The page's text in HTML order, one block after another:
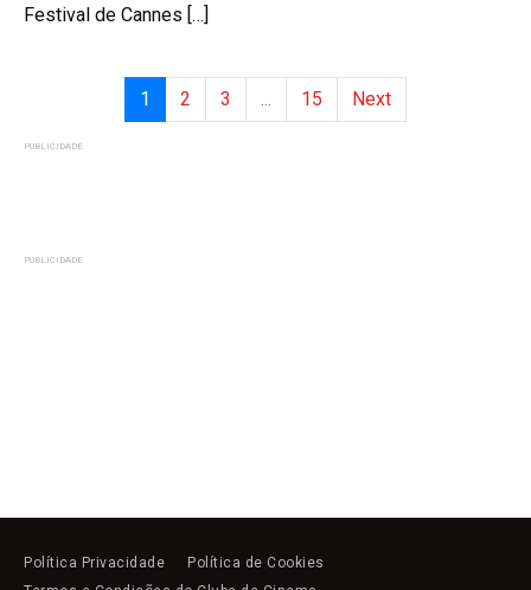
Festival de Cannes […]
1 2 3 ... 15 Next
PUBLICIDADE
PUBLICIDADE
Política Privacidade
Política de Cookies